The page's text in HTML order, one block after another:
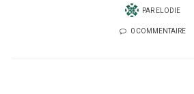
PAR ELODIE
0 COMMENTAIRE